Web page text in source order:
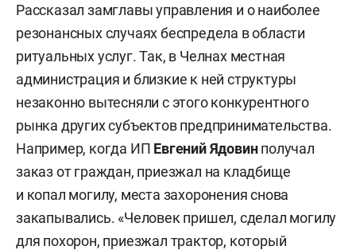
Рассказал замглавы управления и о наиболее
резонансных случаях беспредела в области
ритуальных услуг. Так, в Челнах местная
администрация и близкие к ней структуры
незаконно вытесняли с этого конкурентного
рынка других субъектов предпринимательства.
Например, когда ИП Евгений Ядовинполучал
заказ от граждан, приезжал на кладбище
и копал могилу, места захоронения снова
закапывались. «Человек пришел, сделал могилу
для похорон, приезжал трактор, который